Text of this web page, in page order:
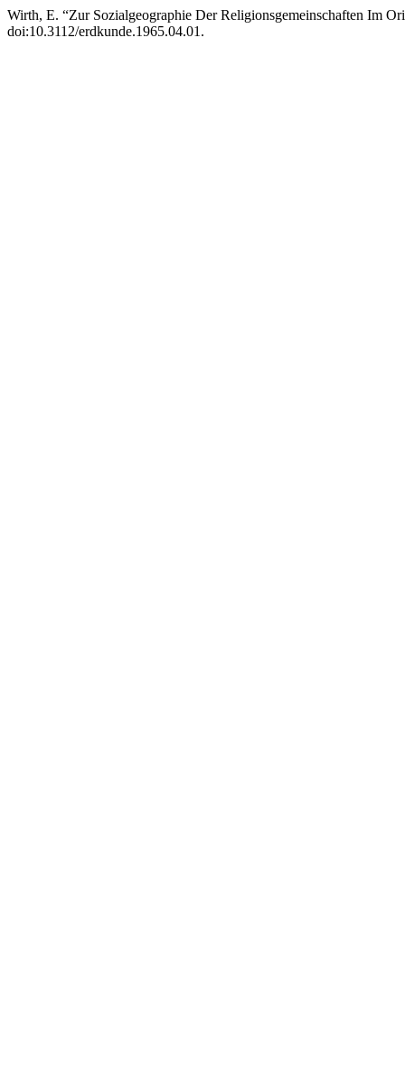
Wirth, E. “Zur Sozialgeographie Der Religionsgemeinschaften Im
doi:10.3112/erdkunde.1965.04.01.